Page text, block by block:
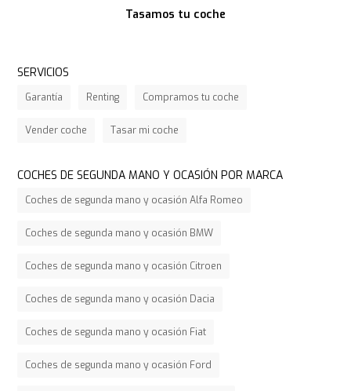
Tasamos tu coche
SERVICIOS
Garantía Renting Compramos tu coche
Vender coche Tasar mi coche
COCHES DE SEGUNDA MANO Y OCASIÓN POR MARCA
Coches de segunda mano y ocasión Alfa Romeo
Coches de segunda mano y ocasión BMW
Coches de segunda mano y ocasión Citroen
Coches de segunda mano y ocasión Dacia
Coches de segunda mano y ocasión Fiat
Coches de segunda mano y ocasión Ford